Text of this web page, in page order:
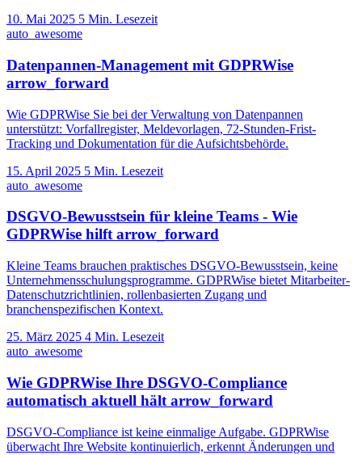
10. Mai 2025 5 Min. Lesezeit
auto_awesome
Datenpannen-Management mit GDPRWise
arrow_forward
Wie GDPRWise Sie bei der Verwaltung von Datenpannen
unterstützt: Vorfallregister, Meldevorlagen, 72-Stunden-Frist-
Tracking und Dokumentation für die Aufsichtsbehörde.
15. April 2025 5 Min. Lesezeit
auto_awesome
DSGVO-Bewusstsein für kleine Teams - Wie
GDPRWise hilftarrow_forward
Kleine Teams brauchen praktisches DSGVO-Bewusstsein, keine
Unternehmensschulungsprogramme. GDPRWise bietet Mitarbeiter-
Datenschutzrichtlinien, rollenbasierten Zugang und
branchenspezifischen Kontext.
25. März 2025 4 Min. Lesezeit
auto_awesome
Wie GDPRWise Ihre DSGVO-Compliance
automatisch aktuell hält arrow_forward
DSGVO-Compliance ist keine einmalige Aufgabe. GDPRWise
überwacht Ihre Website kontinuierlich, erkennt Änderungen und